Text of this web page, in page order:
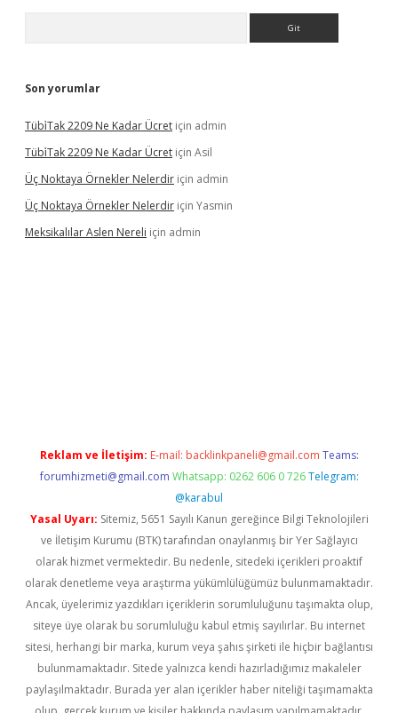
Son yorumlar
Tübi̇Tak 2209 Ne Kadar Ücret için admin
Tübi̇Tak 2209 Ne Kadar Ücret için Asil
Üç Noktaya Örnekler Nelerdir için admin
Üç Noktaya Örnekler Nelerdir için Yasmin
Meksikalılar Aslen Nereli için admin
Reklam ve İletişim: E-mail: backlinkpaneli@gmail.com Teams:
forumhizmeti@gmail.com Whatsapp: 0262 606 0 726 Telegram:
@karabul
Yasal Uyarı: Sitemiz, 5651 Sayılı Kanun gereğince Bilgi Teknolojileri
ve İletişim Kurumu (BTK) tarafından onaylanmış bir Yer Sağlayıcı
olarak hizmet vermektedir. Bu nedenle, sitedeki içerikleri proaktif
olarak denetleme veya araştırma yükümlülüğümüz bulunmamaktadır.
Ancak, üyelerimiz yazdıkları içeriklerin sorumluluğunu taşımakta olup,
siteye üye olarak bu sorumluluğu kabul etmiş sayılırlar. Bu internet
sitesi, herhangi bir marka, kurum veya şahıs şirketi ile hiçbir bağlantısı
bulunmamaktadır. Sitede yalnızca kendi hazırladığımız makaleler
paylaşılmaktadır. Burada yer alan içerikler haber niteliği taşımamakta